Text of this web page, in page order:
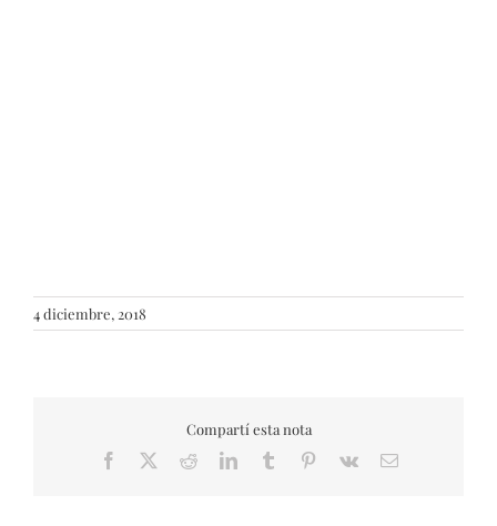
4 diciembre, 2018
Compartí esta nota
Facebook RedditLinkedInTumblr Pinterest
Vk Email